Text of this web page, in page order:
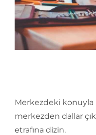
Merkezdeki konuyla
merkezden dallar
etrafına dizin.